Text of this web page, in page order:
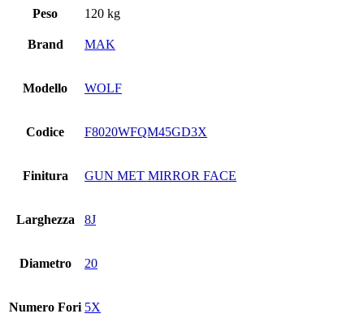
Peso 120 kg
Brand MAK
Modello WOLF
Codice F8020WFQM45GD3X
Finitura GUN MET MIRROR FACE
Larghezza 8J
Diametro 20
Numero Fori 5X